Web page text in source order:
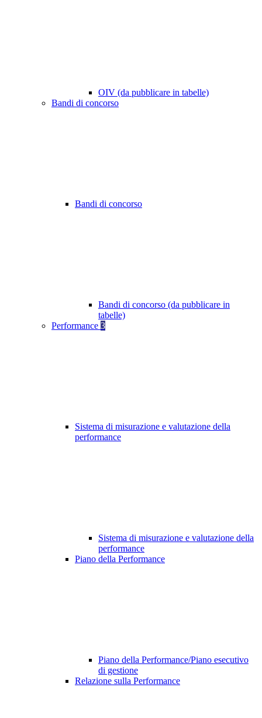
OIV (da pubblicare in tabelle)
Bandi di concorso
Bandi di concorso
Bandi di concorso (da pubblicare in
tabelle)
Performance 3
Sistema di misurazione e valutazione della
performance
Sistema di misurazione e valutazione della
performance
Piano della Performance
Piano della Performance/Piano esecutivo
di gestione
Relazione sulla Performance